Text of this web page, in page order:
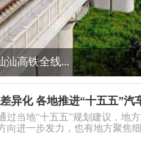
汕高铁全线...
异化 各地推进“十五五”汽
过当地“十五五”规划建议，地
向进一步发力，也有地方聚焦